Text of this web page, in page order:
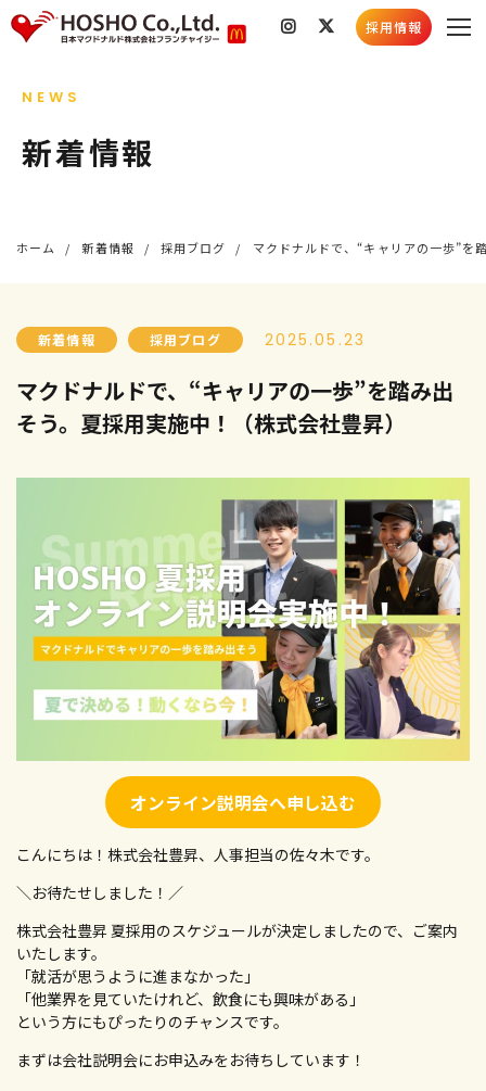
社会貢献活動
採用情報
採用メッセージ
5分でわかる豊昇
お知らせ
キャリア募集要項
キャリア採用エントリー
高校生向け特設ページ
資料請求フォーム
お知らせ
社会貢献活動
採用ブログ
採用情報
NEWS
新着情報
ホーム 新着情報 採用ブログ マクドナルドで、“キャリアの一歩”を
新着情報 採用ブログ 2025.05.23
マクドナルドで、“キャリアの一歩”を踏み出
そう。夏採用実施中！（株式会社豊昇）
オンライン説明会へ申し込む
こんにちは！株式会社豊昇、人事担当の佐々木です。
＼お待たせしました！／
株式会社豊昇 夏採用のスケジュールが決定しましたので、ご案内
いたします。
「就活が思うように進まなかった」
「他業界を見ていたけれど、飲食にも興味がある」
という方にもぴったりのチャンスです。
まずは会社説明会にお申込みをお待ちしています！